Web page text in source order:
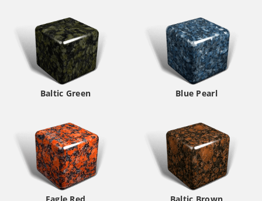
Baltic Green Blue Pearl
Eagle Red Baltic Brown